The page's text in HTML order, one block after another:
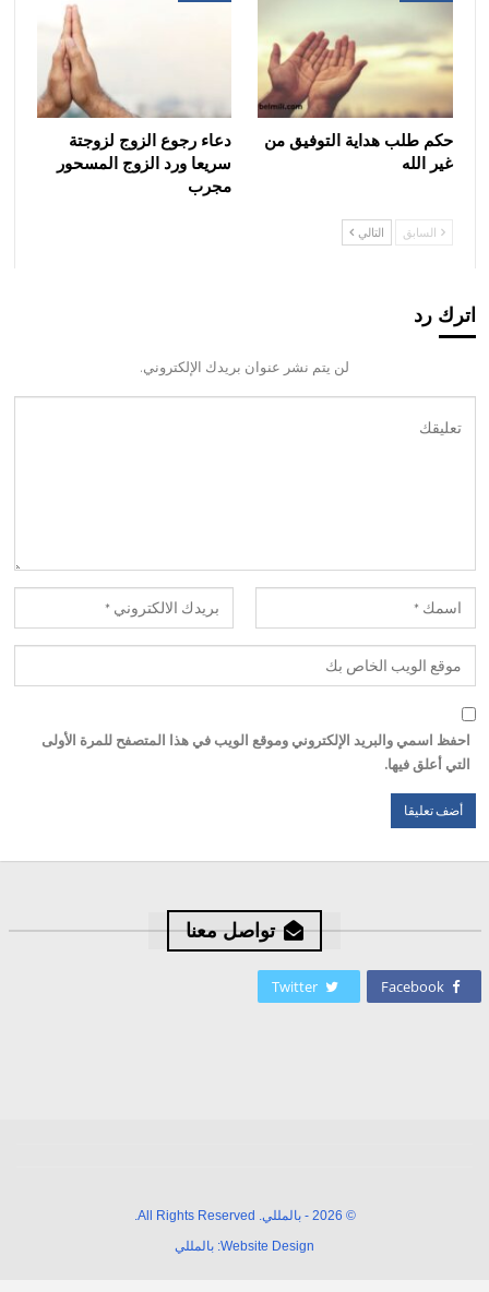
حكم طلب هداية التوفيق من
غير الله
دعاء رجوع الزوج لزوجتة
سريعا ورد الزوج المسحور
مجرب
السابق التالي
اترك رد
لن يتم نشر عنوان بريدك الإلكتروني.
احفظ اسمي والبريد الإلكتروني وموقع الويب في هذا المتصفح للمرة الأولى
التي أعلق فيها.
تواصل معنا
Facebook
Twitter
© 2026 - بالمللي. All Rights Reserved.
Website Design: بالمللي